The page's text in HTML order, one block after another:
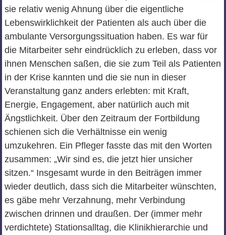
sie relativ wenig Ahnung über die eigentliche
Lebenswirklichkeit der Patienten als auch über die
ambulante Versorgungssituation haben. Es war für
die Mitarbeiter sehr eindrücklich zu erleben, dass vor
ihnen Menschen saßen, die sie zum Teil als Patienten
in der Krise kannten und die sie nun in dieser
Veranstaltung ganz anders erlebten: mit Kraft,
Energie, Engagement, aber natürlich auch mit
Ängstlichkeit. Über den Zeitraum der Fortbildung
schienen sich die Verhältnisse ein wenig
umzukehren. Ein Pfleger fasste das mit den Worten
zusammen: „Wir sind es, die jetzt hier unsicher
sitzen.“ Insgesamt wurde in den Beiträgen immer
wieder deutlich, dass sich die Mitarbeiter wünschten,
es gäbe mehr Verzahnung, mehr Verbindung
zwischen drinnen und draußen. Der (immer mehr
verdichtete) Stationsalltag, die Klinikhierarchie und